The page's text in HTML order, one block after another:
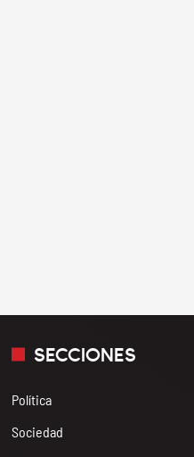
SECCIONES
Política
Sociedad